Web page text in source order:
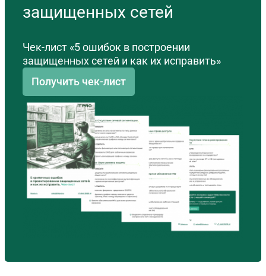
защищенных сетей
Чек-лист «5 ошибок в построении
защищенных сетей и как их исправить»
Получить чек-лист